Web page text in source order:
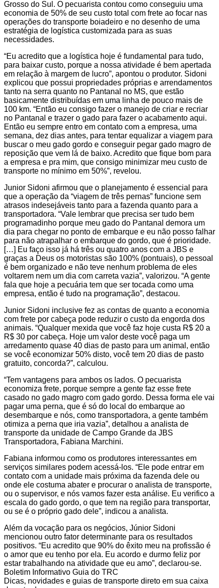
Grosso do Sul. O pecuarista contou como conseguiu uma
economia de 50% de seu custo total com frete ao focar nas
operações do transporte boiadeiro e no desenho de uma
estratégia de logística customizada para as suas
necessidades.
“Eu acredito que a logística hoje é fundamental para tudo,
para baixar custo, porque a nossa atividade é bem apertada
em relação à margem de lucro”, apontou o produtor. Sidoni
explicou que possui propriedades próprias e arrendamentos
tanto na serra quanto no Pantanal no MS, que estão
basicamente distribuídas em uma linha de pouco mais de
100 km. “Então eu consigo fazer o manejo de criar e recriar
no Pantanal e trazer o gado para fazer o acabamento aqui.
Então eu sempre entro em contato com a empresa, uma
semana, dez dias antes, para tentar equalizar a viagem para
buscar o meu gado gordo e conseguir pegar gado magro de
reposição que vem lá de baixo. Acredito que fique bom para
a empresa e pra mim, que consigo minimizar meu custo de
transporte no mínimo em 50%”, revelou.
Junior Sidoni afirmou que o planejamento é essencial para
que a operação da “viagem de três pernas” funcione sem
atrasos indesejáveis tanto para a fazenda quanto para a
transportadora. “Vale lembrar que precisa ser tudo bem
programadinho porque meu gado do Pantanal demora um
dia para chegar no ponto de embarque e eu não posso falhar
para não atrapalhar o embarque do gordo, que é prioridade.
[…] Eu faço isso já há três ou quatro anos com a JBS e
graças a Deus os motoristas são 100% (pontuais), o pessoal
é bem organizado e não teve nenhum problema de eles
voltarem nem um dia com carreta vazia”, valorizou. “A gente
fala que hoje a pecuária tem que ser tocada como uma
empresa, então é tudo na programação”, destacou.
Junior Sidoni inclusive fez as contas de quanto a economia
com frete por cabeça pode reduzir o custo da engorda dos
animais. “Qualquer mexida que você faz hoje custa R$ 20 a
R$ 30 por cabeça. Hoje um valor deste você paga um
arredamento quase 40 dias de pasto para um animal, então
se você economizar 50% disto, você tem 20 dias de pasto
gratuito, concorda?”, calculou.
“Tem vantagens para ambos os lados. O pecuarista
economiza frete, porque sempre a gente faz esse frete
casado no gado magro com gado gordo. Dessa forma ele vai
pagar uma perna, que é só do local do embarque ao
desembarque e nós, como transportadora, a gente também
otimiza a perna que iria vazia”, detalhou a analista de
transporte da unidade de Campo Grande da JBS
Transportadora, Fabiana Marchini.
Fabiana informou como os produtores interessantes em
serviços similares podem acessá-los. “Ele pode entrar em
contato com a unidade mais próxima da fazenda dele ou
onde ele costuma abater e procurar o analista de transporte,
ou o supervisor, e nós vamos fazer esta análise. Eu verifico a
escala do gado gordo, o que tem na região para transportar,
ou se é o próprio gado dele”, indicou a analista.
Além da vocação para os negócios, Júnior Sidoni
mencionou outro fator determinante para os resultados
positivos. “Eu acredito que 90% do êxito meu na profissão é
o amor que eu tenho por ela. Eu acordo e durmo feliz por
estar trabalhando na atividade que eu amo”, declarou-se.
Boletim Informativo Guia do TRC
Dicas, novidades e guias de transporte direto em sua caixa